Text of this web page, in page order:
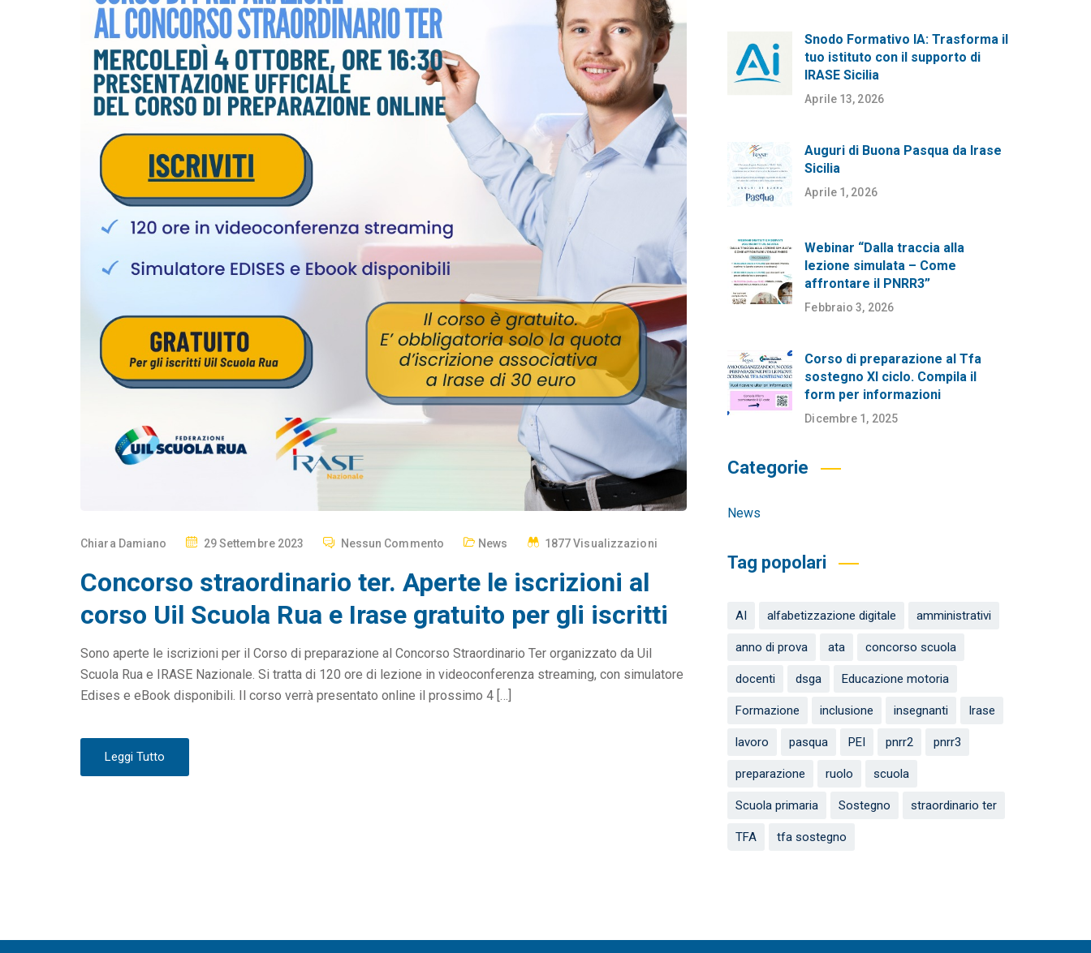
Chiara Damiano
P
S
T
E
D
O
N
29 Settembre 2023 Nessun Commento News 1877 Visualizzazioni
Concorso straordinario ter. Aperte le iscrizioni al
corso Uil Scuola Rua e Irase gratuito per gli iscritti
Sono aperte le iscrizioni per il Corso di preparazione al Concorso Straordinario Ter organizzato da Uil
Scuola Rua e IRASE Nazionale. Si tratta di 120 ore di lezione in videoconferenza streaming, con simulatore
Edises e eBook disponibili. Il corso verrà presentato online il prossimo 4 […]
Leggi Tutto
Snodo Formativo IA: Trasforma il
tuo istituto con il supporto di
IRASE Sicilia
Aprile 13, 2026
Auguri di Buona Pasqua da Irase
Sicilia
Aprile 1, 2026
Webinar “Dalla traccia alla
lezione simulata – Come
affrontare il PNRR3”
Febbraio 3, 2026
Corso di preparazione al Tfa
sostegno XI ciclo. Compila il
form per informazioni
Dicembre 1, 2025
Categorie
News
Tag popolari
AI alfabetizzazione digitale amministrativi
anno di prova ata concorso scuola
docenti dsga Educazione motoria
Formazione inclusione insegnanti Irase
lavoro pasqua PEI pnrr2 pnrr3
preparazione ruolo scuola
Scuola primaria Sostegno straordinario ter
TFA tfa sostegno